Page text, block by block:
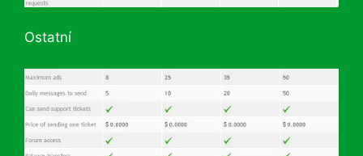
Ostatní